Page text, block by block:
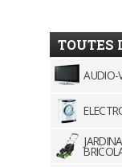
TOUTES
AUDIO-